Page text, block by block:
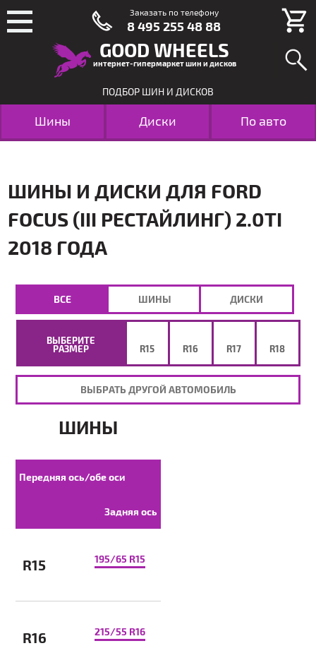
GOOD WHEELS
интернет-гипермаркет шин и дисков
ПОДБОР ШИН И ДИСКОВ
Шины Диски По авто
ШИНЫ И ДИСКИ ДЛЯ FORD
FOCUS (III РЕСТАЙЛИНГ) 2.0TI
2018 ГОДА
ВЫБЕРИТЕ
РАЗМЕР
R15 R16 R17 R18
ВЫБРАТЬ ДРУГОЙ АВТОМОБИЛЬ
ВСЕ ШИНЫ ДИСКИ
ШИНЫ
Передняя ось/обе оси
Задняя ось
R15 195/65 R15
R16 215/55 R16
Заказать по телефону
8 495 255 48 88